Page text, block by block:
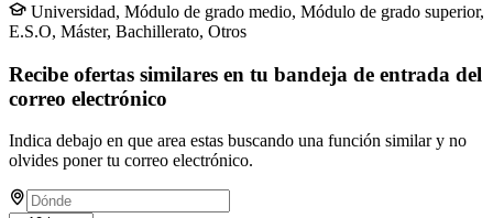
Universidad, Módulo de grado medio, Módulo de grado superior,
E.S.O, Máster, Bachillerato, Otros
Recibe ofertas similares en tu bandeja de entrada del
correo electrónico
Indica debajo en que area estas buscando una función similar y no
olvides poner tu correo electrónico.